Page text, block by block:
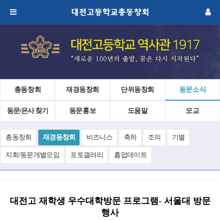
총동창회 재경동창회 단위동창회 동문소식
동문/은사 찾기 동문홍보 도움말 모교
총동창회 재경동창회 비즈니스 축하 조의 기별
지회/동문개별모임 포토갤러리 홈업데이트
대전고 재학생 우수대학방문 프로그램- 서울대 방문
행사